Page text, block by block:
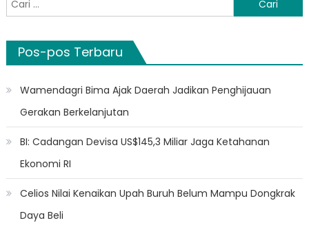
untuk:
Pos-pos Terbaru
Wamendagri Bima Ajak Daerah Jadikan Penghijauan
Gerakan Berkelanjutan
BI: Cadangan Devisa US$145,3 Miliar Jaga Ketahanan
Ekonomi RI
Celios Nilai Kenaikan Upah Buruh Belum Mampu Dongkrak
Daya Beli